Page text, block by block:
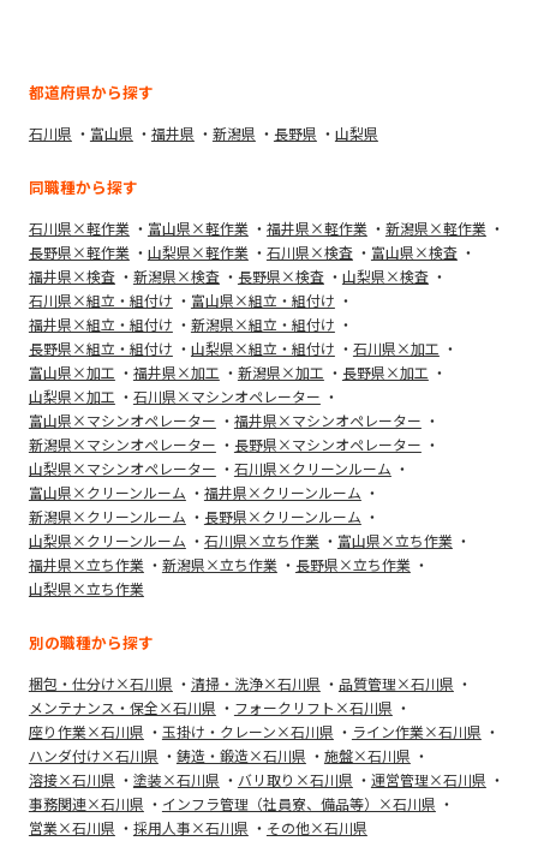
都道府県から探す
石川県 富山県 福井県 新潟県 長野県 山梨県
同職種から探す
石川県×軽作業 富山県×軽作業 福井県×軽作業
新潟県×軽作業
長野県×軽作業
山梨県×軽作業 石川県×検査
富山県×検査
福井県×検査
新潟県×検査 長野県×検査
山梨県×検査
石川県×組立・組付け
富山県×組立・組付け
福井県×組立・組付け
新潟県×組立・組付け
長野県×組立・組付け
山梨県×組立・組付け
石川県×加工
富山県×加工
福井県×加工 新潟県×加工
長野県×加工
山梨県×加工
石川県×マシンオペレーター
富山県×マシンオペレーター
福井県×マシンオペレーター
新潟県×マシンオペレーター
長野県×マシンオペレーター
山梨県×マシンオペレーター
石川県×クリーンルーム
富山県×クリーンルーム
福井県×クリーンルーム
新潟県×クリーンルーム
長野県×クリーンルーム
山梨県×クリーンルーム
石川県×立ち作業
富山県×立ち作業
福井県×立ち作業
新潟県×立ち作業
長野県×立ち作業
山梨県×立ち作業
別の職種から探す
梱包・仕分け×石川県 清掃・洗浄×石川県
品質管理×石川県
メンテナンス・保全×石川県
フォークリフト×石川県
座り作業×石川県
玉掛け・クレーン×石川県
ライン作業×石川県
ハンダ付け×石川県
鋳造・鍛造×石川県
施盤×石川県
溶接×石川県
塗装×石川県 バリ取り×石川県
運営管理×石川県
事務関連×石川県
インフラ管理（社員寮、備品等）×石川県
営業×石川県
採用人事×石川県 その他×石川県